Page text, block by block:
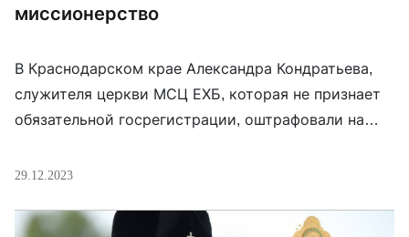
миссионерство
В Краснодарском крае Александра Кондратьева,
служителя церкви МСЦ ЕХБ, которая не признает
обязательной госрегистрации, оштрафовали на
незаконной миссионерской деятельности.
незаконно осуществлял миссионерскую
29.12.2023